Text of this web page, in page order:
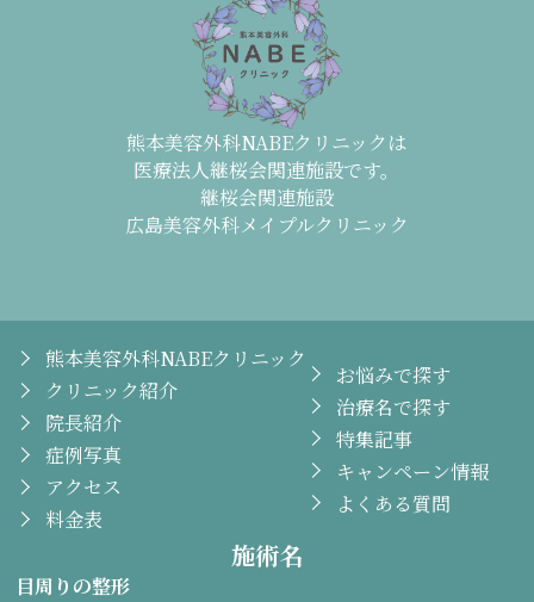
熊本美容外科NABEクリニックは
医療法人継桜会関連施設です。
継桜会関連施設
広島美容外科メイプルクリニック
熊本美容外科NABEクリニック
クリニック紹介
院長紹介
症例写真
アクセス
料金表
お悩みで探す
治療名で探す
特集記事
キャンペーン情報
よくある質問
施術名
目周りの整形